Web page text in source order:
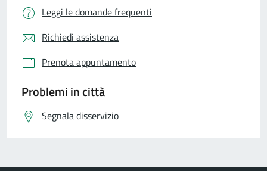
Leggi le domande frequenti
Richiedi assistenza
Prenota appuntamento
Problemi in città
Segnala disservizio